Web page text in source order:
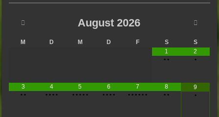
August 2026
M D M D F S
S
1
••
2
•
3
• •
4
• • • •
5
• • • • •
6
••••
7
••••••
8
••
9
•